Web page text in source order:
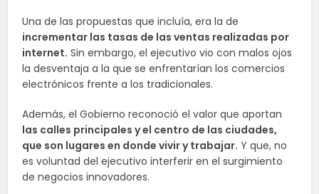
Una de las propuestas que incluía, era la de
incrementar las tasas de las ventas realizadas por
internet. Sin embargo, el ejecutivo vio con malos ojos
la desventaja a la que se enfrentarían los comercios
electrónicos frente a los tradicionales.
Además, el Gobierno reconoció el valor que aportan
las calles principales y el centro de las ciudades,
que son lugares en donde vivir y trabajar. Y que, no
es voluntad del ejecutivo interferir en el surgimiento
de negocios innovadores.